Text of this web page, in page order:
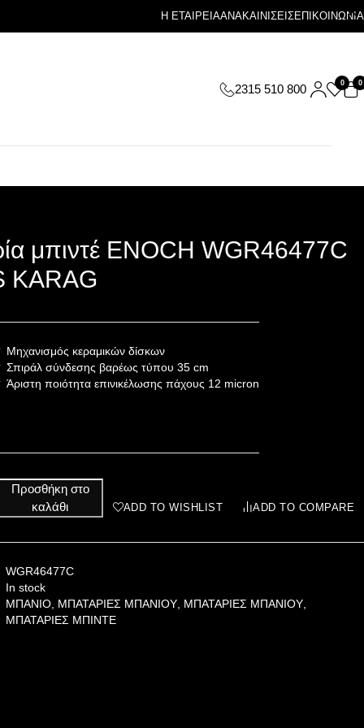
Η ΕΤΑΙΡΕΙΑΑΝΑΚΑΙΝΙΣΕΙΣΕΠΙΚΟΙΝΩΝΙΑ
2315 510 800 0 0
μπιντέ ENOCH WGR46477C
KARAG
Μηχανισμός κεραμικών δίσκων
Σπιράλ σύνδεσης βαρέως τύπου 35 cm
Άριστη ποιότητα επινικέλωσης πάχους 12 micron
Προσθήκη στο
καλάθι
ADD TO WISHLIST ADD TO COMPARE
WGR46477C
In stock
ΜΠΑΝΙΟ, ΜΠΑΤΑΡΙΕΣ ΜΠΑΝΙΟΥ, ΜΠΑΤΑΡΙΕΣ ΜΠΑΝΙΟΥ,
ΜΠΑΤΑΡΙΕΣ ΜΠΙΝΤΕ